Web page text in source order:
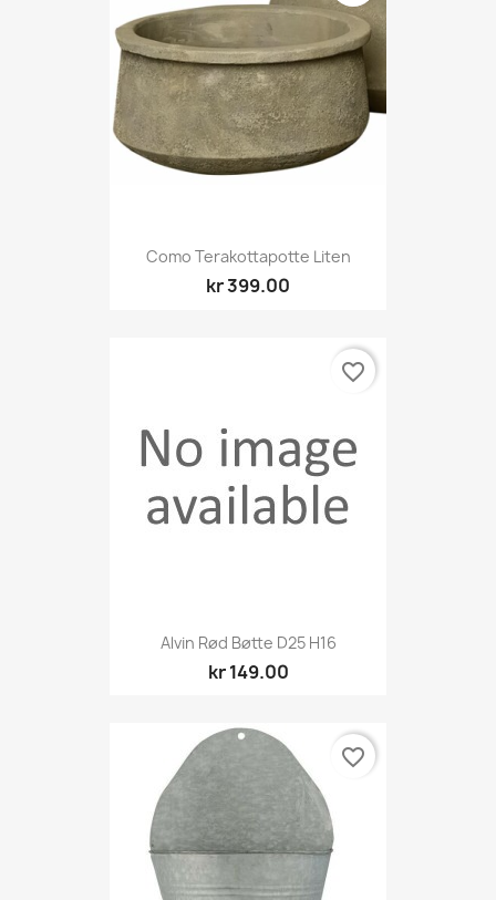
Como Terakottapotte Liten
kr 399.00
Alvin Rød Bøtte D25 H16
kr 149.00
favorite_border
favorite_border